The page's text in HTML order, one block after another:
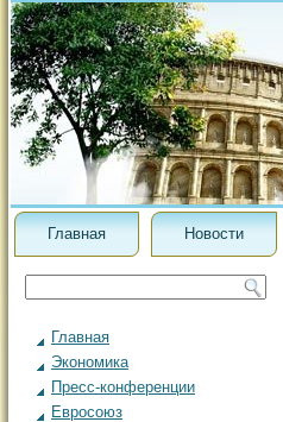
Главная Новости
Главная
Экономика
Пресс-конференции
Евросоюз